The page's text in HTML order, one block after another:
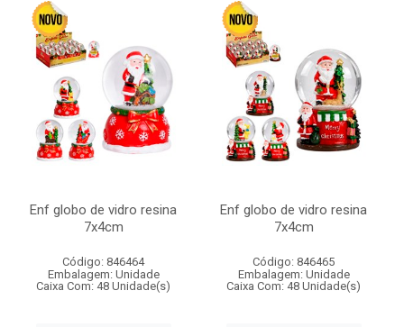
Enf globo de vidro resina
7x4cm
Código: 846464
Embalagem: Unidade
Caixa Com: 48 Unidade(s)
Enf globo de vidro resina
7x4cm
Código: 846465
Embalagem: Unidade
Caixa Com: 48 Unidade(s)